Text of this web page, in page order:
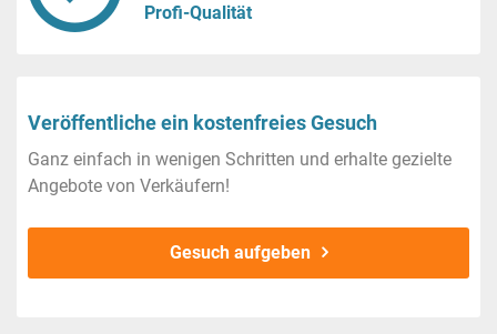
Profi-Qualität
Veröffentliche ein kostenfreies Gesuch
Ganz einfach in wenigen Schritten und erhalte gezielte
Angebote von Verkäufern!
Gesuch aufgeben